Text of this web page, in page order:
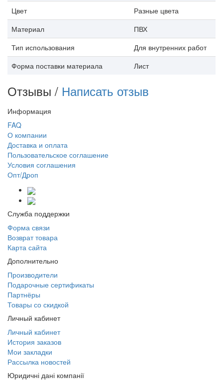
Цвет
Разные цвета
Материал
ПВХ
Тип использования
Для внутренних работ
Форма поставки материала
Лист
Отзывы / Написать отзыв
Информация
FAQ
О компании
Доставка и оплата
Пользовательское соглашение
Условия соглашения
Опт/Дроп
Служба поддержки
Форма связи
Возврат товара
Карта сайта
Дополнительно
Производители
Подарочные сертификаты
Партнёры
Товары со скидкой
Личный кабинет
Личный кабинет
История заказов
Мои закладки
Рассылка новостей
Юридичні дані компанії